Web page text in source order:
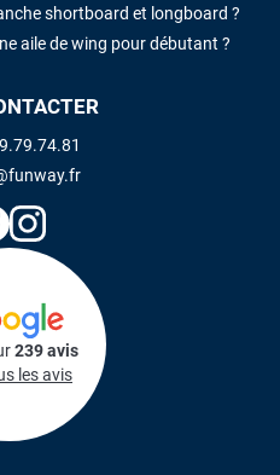
shortboard et longboard ?
aile de wing pour débutant ?
239 avis
les avis